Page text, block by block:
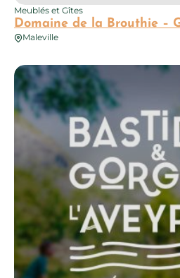
Meublés et Gîtes
Domaine de la Brouthie –
Maleville
Cosy Art Déco